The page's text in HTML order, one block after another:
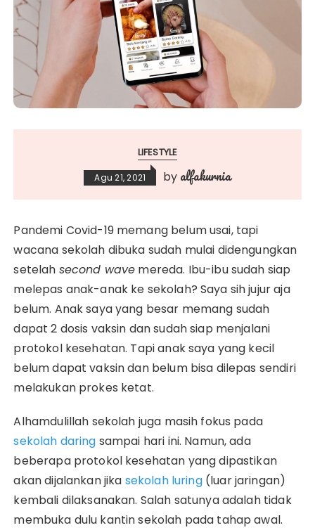
LIFESTYLE
Agu 21, 2021 by alfakurnia
Pandemi Covid-19 memang belum usai, tapi
wacana sekolah dibuka sudah mulai didengungkan
setelah second wave mereda. Ibu-ibu sudah siap
melepas anak-anak ke sekolah? Saya sih jujur aja
belum. Anak saya yang besar memang sudah
dapat 2 dosis vaksin dan sudah siap menjalani
protokol kesehatan. Tapi anak saya yang kecil
belum dapat vaksin dan belum bisa dilepas sendiri
melakukan prokes ketat.
Alhamdulillah sekolah juga masih fokus pada
sekolah daring sampai hari ini. Namun, ada
beberapa protokol kesehatan yang dipastikan
akan dijalankan jika sekolah luring(luar jaringan)
kembali dilaksanakan. Salah satunya adalah tidak
membuka dulu kantin sekolah pada tahap awal.